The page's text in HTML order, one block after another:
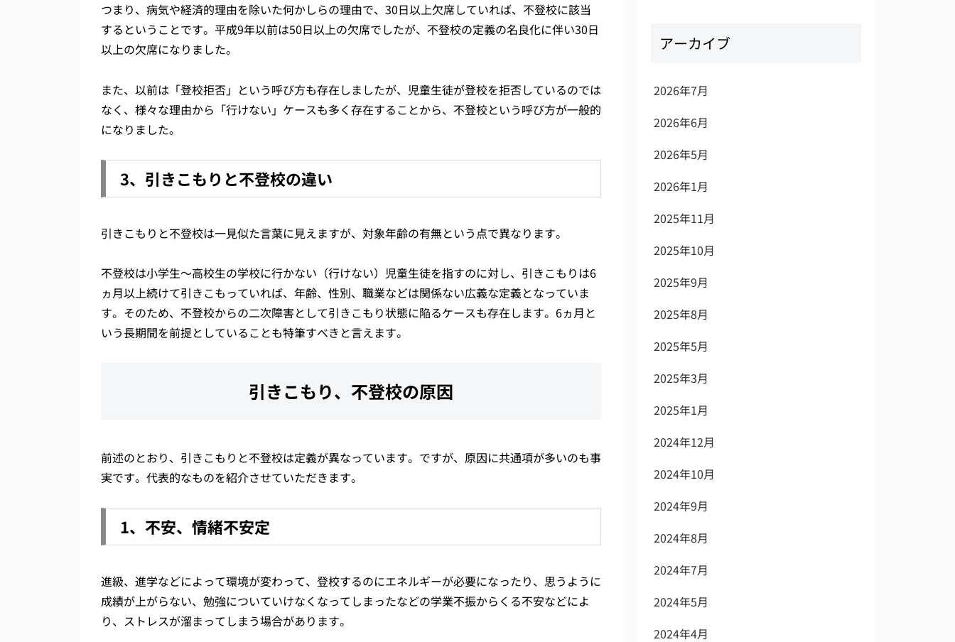
つまり、病気や経済的理由を除いた何かしらの理由で、30日以上欠席していれば、不登校に該当
するということです。平成9年以前は50日以上の欠席でしたが、不登校の定義の名良化に伴い30日
以上の欠席になりました。
また、以前は「登校拒否」という呼び方も存在しましたが、児童生徒が登校を拒否しているのでは
なく、様々な理由から「行けない」ケースも多く存在することから、不登校という呼び方が一般的
になりました。
3、引きこもりと不登校の違い
引きこもりと不登校は一見似た言葉に見えますが、対象年齢の有無という点で異なります。
不登校は小学生～高校生の学校に行かない（行けない）児童生徒を指すのに対し、引きこもりは6
ヵ月以上続けて引きこもっていれば、年齢、性別、職業などは関係ない広義な定義となっていま
す。そのため、不登校からの二次障害として引きこもり状態に陥るケースも存在します。6ヵ月と
いう長期間を前提としていることも特筆すべきと言えます。
引きこもり、不登校の原因
前述のとおり、引きこもりと不登校は定義が異なっています。ですが、原因に共通項が多いのも事
実です。代表的なものを紹介させていただきます。
1、不安、情緒不安定
進級、進学などによって環境が変わって、登校するのにエネルギーが必要になったり、思うように
成績が上がらない、勉強についていけなくなってしまったなどの学業不振からくる不安などによ
り、ストレスが溜まってしまう場合があります。
アーカイブ
2026年7月
2026年6月
2026年5月
2026年1月
2025年11月
2025年10月
2025年9月
2025年8月
2025年5月
2025年3月
2025年1月
2024年12月
2024年10月
2024年9月
2024年8月
2024年7月
2024年5月
2024年4月